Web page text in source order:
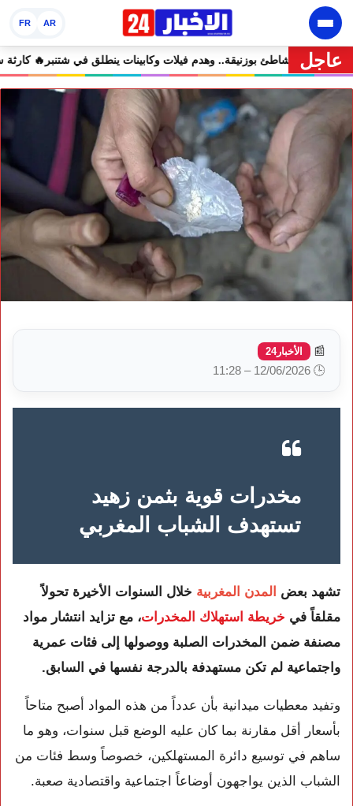
AR
FR
عاجل
🔥 مشروع إماراتي ضخم يغيّر وجه شاطئ بوزنيقة.. وهدم فيلات وكابينات
📰 الأخبار24
🕒 12/06/2026 – 11:28
مخدرات قوية بثمن زهيد
تستهدف الشباب المغربي
تشهد بعض المدن المغربية خلال السنوات الأخيرة تحولاً
مقلقاً في خريطة استهلاك المخدرات، مع تزايد انتشار مواد
مصنفة ضمن المخدرات الصلبة ووصولها إلى فئات عمرية
واجتماعية لم تكن مستهدفة بالدرجة نفسها في السابق.
وتفيد معطيات ميدانية بأن عدداً من هذه المواد أصبح متاحاً
بأسعار أقل مقارنة بما كان عليه الوضع قبل سنوات، وهو ما
ساهم في توسيع دائرة المستهلكين، خصوصاً وسط فئات من
الشباب الذين يواجهون أوضاعاً اجتماعية واقتصادية صعبة.